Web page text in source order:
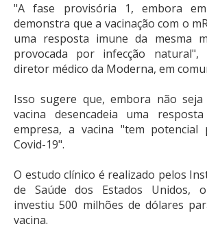
"A fase provisória 1, embora
demonstra que a vacinação com o
uma resposta imune da mesma
provocada por infecção natural",
diretor médico da Moderna, em
Isso sugere que, embora não
vacina desencadeia uma
empresa, a vacina "tem
Covid-19".
O estudo clínico é realizado pelos
de Saúde dos Estados Unidos,
investiu 500 milhões de dólares
vacina.